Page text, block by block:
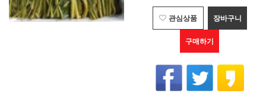
관심상품 장바구니
구매하기